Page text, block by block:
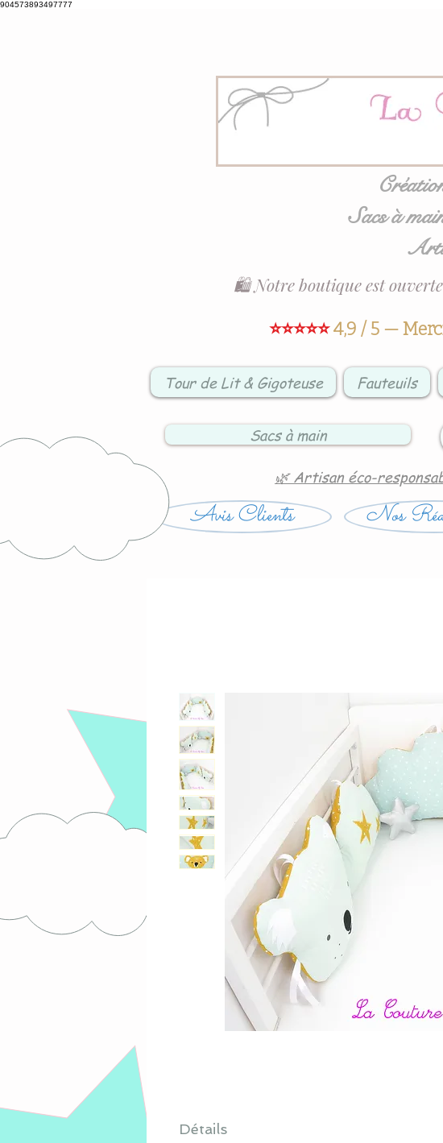
904573893497777
Sacs à
⭐⭐⭐⭐⭐4,9 / 5 —
🛍️ Notre boutique est
Tour de Lit & Gigoteuse Fauteuils
Sacs à main
🌿 Artisan éco-
Avis Clients Nos
Détails